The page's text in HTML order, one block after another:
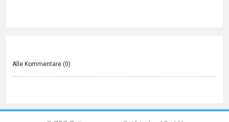
Alle Kommentare (0)